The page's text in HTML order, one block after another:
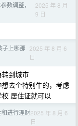
数调整，
2025 年 8 月
9 日
子上哪那 2025 年 8 月 6
日
到城市
去个特别牛的，考虑
居住证就可以
进行理财2025 年 8 月 6
日